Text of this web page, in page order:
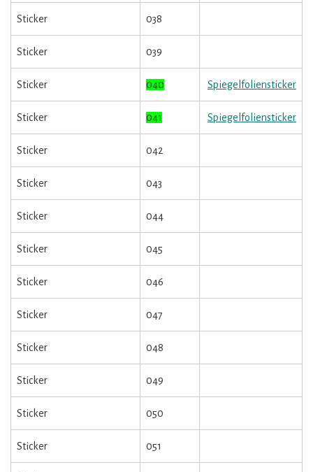
Sticker 038
Sticker 039
Sticker 040 Spiegelfoliensticker
Sticker 041 Spiegelfoliensticker
Sticker 042
Sticker 043
Sticker 044
Sticker 045
Sticker 046
Sticker 047
Sticker 048
Sticker 049
Sticker 050
Sticker 051